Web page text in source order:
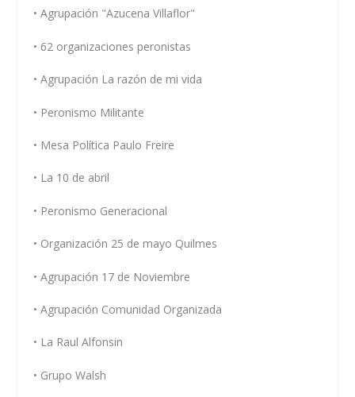
• Agrupación "Azucena Villaflor"
• 62 organizaciones peronistas
• Agrupación La razón de mi vida
• Peronismo Militante
• Mesa Política Paulo Freire
• La 10 de abril
• Peronismo Generacional
• Organización 25 de mayo Quilmes
• Agrupación 17 de Noviembre
• Agrupación Comunidad Organizada
• La Raul Alfonsin
• Grupo Walsh